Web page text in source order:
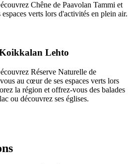
Chêne de Paavolan Tammi et
verts lors d'activités en plein air.
Lehto
Réserve Naturelle de
au cœur de ses espaces verts lors
la région et offrez-vous des balades
ou découvrez ses églises.